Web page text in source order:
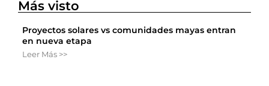
Más visto
Proyectos solares vs comunidades mayas entran
en nueva etapa
Leer Más >>